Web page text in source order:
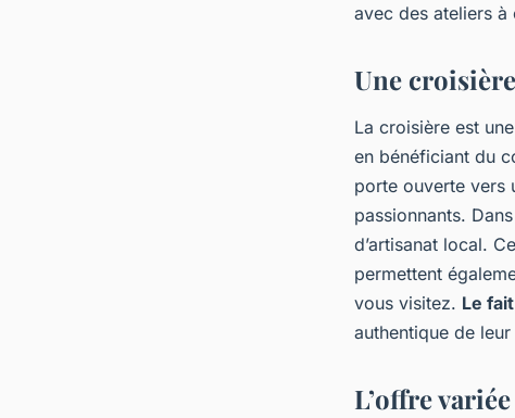
avec des ateliers à
Une
La croisière est
en bénéficiant du
porte ouverte vers
passionnants.
d’artisanat local.
permettent
vous visitez. Le
authentique de
L’offre